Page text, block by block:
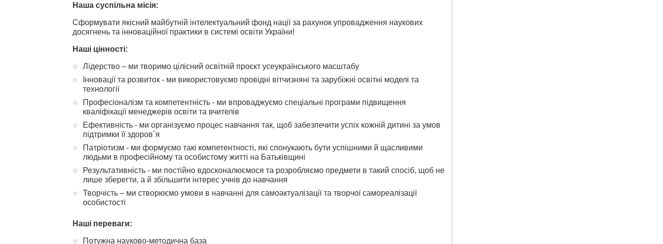
Наша суспільна місія:
Сформувати якісний майбутній інтелектуальний фонд нації за рахунок упровадження наукових
досягнень та інноваційної практики в системі освіти України!
Наші цінності:
Лідерство – ми творимо цілісний освітній проєкт усеукраїнського масштабу
Інновації та розвиток - ми використовуємо провідні вітчизняні та зарубіжні освітні моделі та
технології
Професіоналізм та компетентність - ми впроваджуємо спеціальні програми підвищення
кваліфікації менеджерів освіти та вчителів
Ефективність - ми організуємо процес навчання так, щоб забезпечити успіх кожній дитині за умов
підтримки її здоров´я
Патріотизм - ми формуємо такі компетентності, які спонукають бути успішними й щасливими
людьми в професійному та особистому житті на Батьківщині
Результативність - ми постійно вдосконалюємося та розробляємо предмети в такий спосіб, щоб не
лише зберегти, а й збільшити інтерес учнів до навчання
Творчість – ми створюємо умови в навчанні для самоактуалізації та творчої самореалізації
особистості
Наші переваги:
Потужна науково-методична база